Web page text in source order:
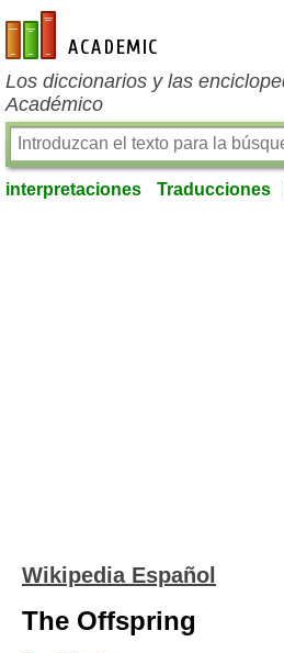
es-academic.com
Los diccionarios y las
Académico
interpretaciones Traducciones
Wikipedia Español
The Offspring